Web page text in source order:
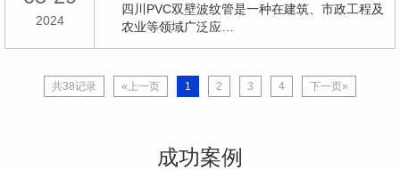
2024
四川PVC双壁波纹管是一种在建筑、市政工程及
农业等领域广泛应…
共38记录 «上一页 1 2 3 4 下一页»
成功案例